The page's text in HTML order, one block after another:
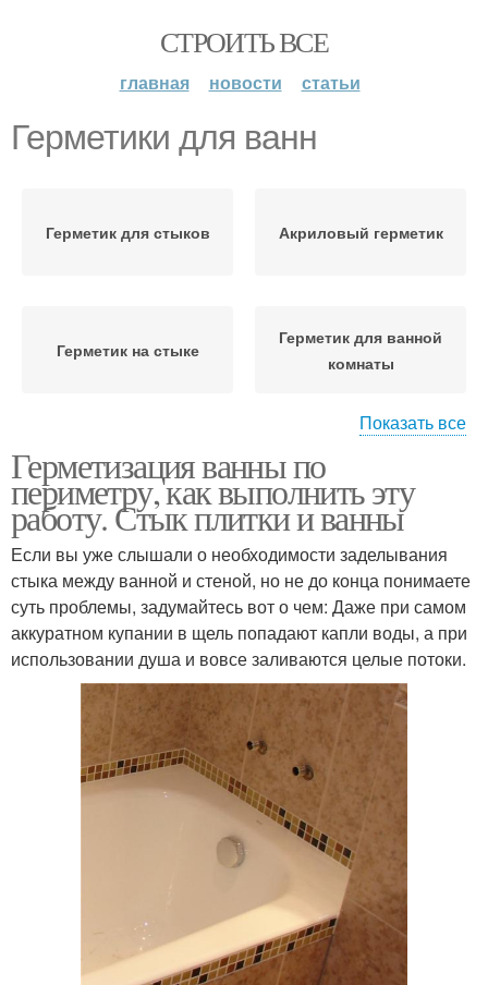
СТРОИТЬ ВСЕ
главная новости статьи
Герметики для ванн
Герметик для стыков Акриловый герметик
Герметик на стыке
Герметик для ванной
комнаты
герметики
Идеальный герметик
Герметик для установки Аквариумный герметик
Герметик для швов
Показать все
Герметизация ванны по
периметру, как выполнить эту
работу. Стык плитки и ванны
Если вы уже слышали о необходимости заделывания
стыка между ванной и стеной, но не до конца понимаете
суть проблемы, задумайтесь вот о чем: Даже при самом
аккуратном купании в щель попадают капли воды, а при
использовании душа и вовсе заливаются целые потоки.